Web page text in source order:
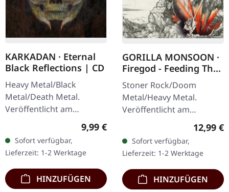
KARKADAN · Eternal
Black Reflections | CD
Heavy Metal/Black
Metal/Death Metal.
Veröffentlicht am
19.01.2002, auf Supreme
Chaos Records. CD im
Jewelcase. Neuauflage mit
neuem Artwork,…
Regulärer Preis:
9,99 €
Sofort verfügbar,
Lieferzeit: 1-2 Werktage
HINZUFÜGEN
GORILLA MONSOON ·
Firegod - Feeding The
Beast | CD
Stoner Rock/Doom
Metal/Heavy Metal.
Veröffentlicht am
11.05.2018, auf Supreme
Chaos Records. CD im
Jewelcase mit 8-seitigem
Booklet. Das dritte
Album…
12,99 €
Sofort verfügbar,
Lieferzeit: 1-2 Werktage
HINZUFÜGEN